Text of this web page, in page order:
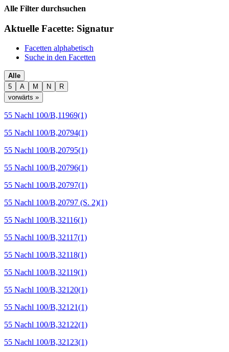
Alle Filter durchsuchen
Aktuelle Facette: Signatur
Facetten alphabetisch
Suche in den Facetten
Alle
5
A M N
R
vorwärts »
55 Nachl 100/B,11969(1)
55 Nachl 100/B,20794(1)
55 Nachl 100/B,20795(1)
55 Nachl 100/B,20796(1)
55 Nachl 100/B,20797(1)
55 Nachl 100/B,20797 (S. 2)(1)
55 Nachl 100/B,32116(1)
55 Nachl 100/B,32117(1)
55 Nachl 100/B,32118(1)
55 Nachl 100/B,32119(1)
55 Nachl 100/B,32120(1)
55 Nachl 100/B,32121(1)
55 Nachl 100/B,32122(1)
55 Nachl 100/B,32123(1)